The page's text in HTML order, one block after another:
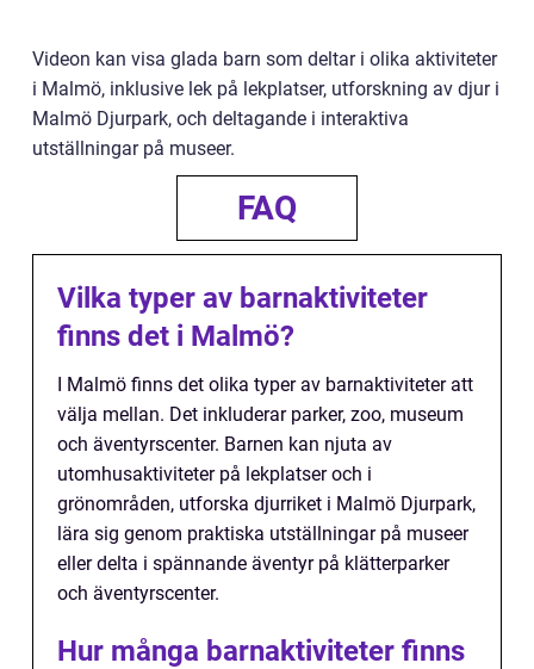
Videon kan visa glada barn som deltar i olika aktiviteter
i Malmö, inklusive lek på lekplatser, utforskning av djur i
Malmö Djurpark, och deltagande i interaktiva
utställningar på museer.
FAQ
Vilka typer av barnaktiviteter
finns det i Malmö?
I Malmö finns det olika typer av barnaktiviteter att
välja mellan. Det inkluderar parker, zoo, museum
och äventyrscenter. Barnen kan njuta av
utomhusaktiviteter på lekplatser och i
grönområden, utforska djurriket i Malmö Djurpark,
lära sig genom praktiska utställningar på museer
eller delta i spännande äventyr på klätterparker
och äventyrscenter.
Hur många barnaktiviteter finns